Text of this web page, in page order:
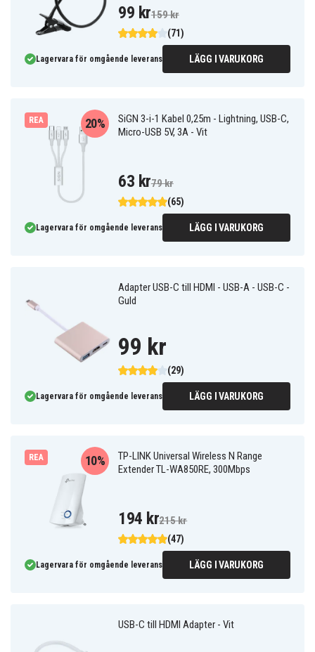
(71)
99 kr159 kr
Lagervara för omgående leverans LÄGG I VARUKORG
REA
SiGN 3-i-1 Kabel 0,25m - Lightning, USB-C,
Micro-USB 5V, 3A - Vit
(65)
20%
63 kr79 kr
Lagervara för omgående leverans LÄGG I VARUKORG
Adapter USB-C till HDMI - USB-A - USB-C -
Guld
(29)
99 kr
Lagervara för omgående leverans LÄGG I VARUKORG
REA
TP-LINK Universal Wireless N Range
Extender TL-WA850RE, 300Mbps
(47)
10%
194 kr215 kr
Lagervara för omgående leverans LÄGG I VARUKORG
USB-C till HDMI Adapter - Vit